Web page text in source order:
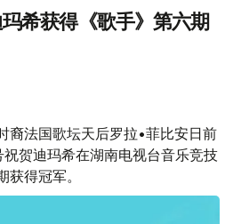
希获得《歌手》第六期
裔法国歌坛天后罗拉•菲比安日前
贺迪玛希在湖南电视台音乐竞技
得冠军。